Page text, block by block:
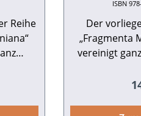
Reihe
ISBN
Der
„Fragmenta
vereinigt
philologische